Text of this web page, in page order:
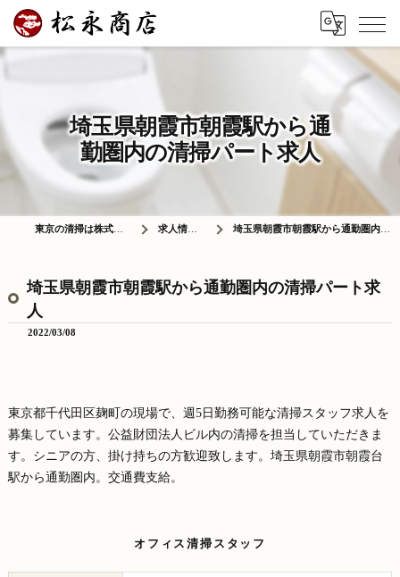
埼玉県朝霞市朝霞駅から通
勤圏内の清掃パート求人
東京の清掃は株式会社松永商店 求人情報ブログ 埼玉県朝霞市朝霞駅から通勤圏内の清掃パート求人
埼玉県朝霞市朝霞駅から通勤圏内の清掃パート求
人
2022/03/08
東京都千代田区麹町の現場で、週5日勤務可能な清掃スタッフ求人を
募集しています。公益財団法人ビル内の清掃を担当していただきま
す。シニアの方、掛け持ちの方歓迎致します。埼玉県朝霞市朝霞台
駅から通勤圏内。交通費支給。
オフィス清掃スタッフ